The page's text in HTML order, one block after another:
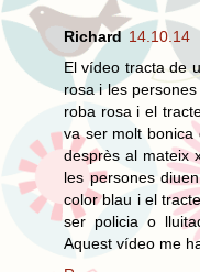
Richard 14.10.14
El vídeo tracta de
rosa i les
roba rosa i el
va ser molt bonica
desprès al mateix
les persones
color blau i el
ser policia o
Aquest vídeo me